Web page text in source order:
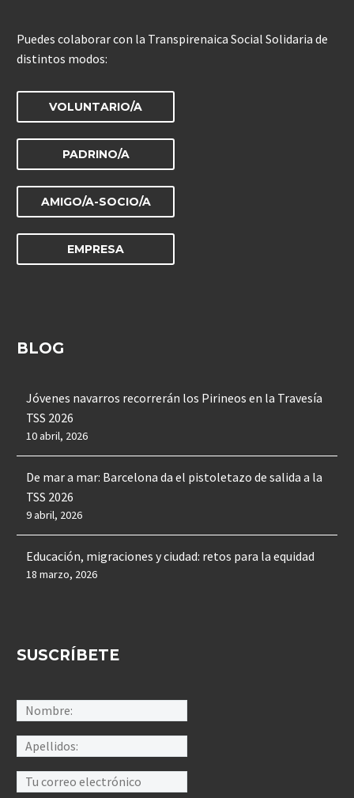
Puedes colaborar con la Transpirenaica Social Solidaria de
distintos modos:
VOLUNTARIO/A
PADRINO/A
AMIGO/A-SOCIO/A
EMPRESA
BLOG
Jóvenes navarros recorrerán los Pirineos en la Travesía
TSS 2026
10 abril, 2026
De mar a mar: Barcelona da el pistoletazo de salida a la
TSS 2026
9 abril, 2026
Educación, migraciones y ciudad: retos para la equidad
18 marzo, 2026
SUSCRÍBETE